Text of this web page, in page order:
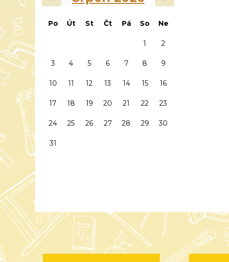
Po Út St Čt Pá So Ne
1 2
3 4 5 6 7 8 9
10 11 12 13 14 15 16
17 18 19 20 21 22 23
24 25 26 27 28 29 30
31